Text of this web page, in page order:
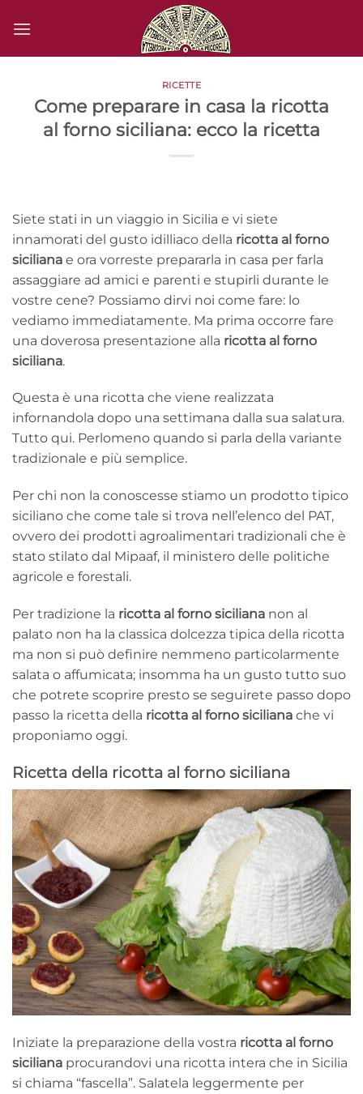
RICETTE
Come preparare in casa la ricotta
al forno siciliana: ecco la ricetta
Siete stati in un viaggio in Sicilia e vi siete
innamorati del gusto idilliaco della ricotta al forno
siciliana e ora vorreste prepararla in casa per farla
assaggiare ad amici e parenti e stupirli durante le
vostre cene? Possiamo dirvi noi come fare: lo
vediamo immediatamente. Ma prima occorre fare
una doverosa presentazione alla ricotta al forno
siciliana.
Questa è una ricotta che viene realizzata
infornandola dopo una settimana dalla sua salatura.
Tutto qui. Perlomeno quando si parla della variante
tradizionale e più semplice.
Per chi non la conoscesse stiamo un prodotto tipico
siciliano che come tale si trova nell’elenco del PAT,
ovvero dei prodotti agroalimentari tradizionali che è
stato stilato dal Mipaaf, il ministero delle politiche
agricole e forestali.
Per tradizione la ricotta al forno siciliana non al
palato non ha la classica dolcezza tipica della ricotta
ma non si può definire nemmeno particolarmente
salata o affumicata; insomma ha un gusto tutto suo
che potrete scoprire presto se seguirete passo dopo
passo la ricetta della ricotta al forno siciliana che vi
proponiamo oggi.
Ricetta della ricotta al forno siciliana
Iniziate la preparazione della vostra ricotta al forno
siciliana procurandovi una ricotta intera che in Sicilia
si chiama “fascella”. Salatela leggermente per